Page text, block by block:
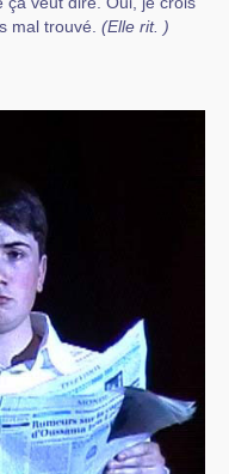
mal trouvé. (Elle rit. )